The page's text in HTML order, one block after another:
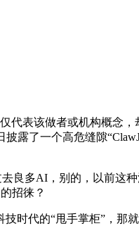
表该做者或机构概念
露了一个高危缝隙
多AI，别的，以前这
招徕？
代的“甩手掌柜”，那